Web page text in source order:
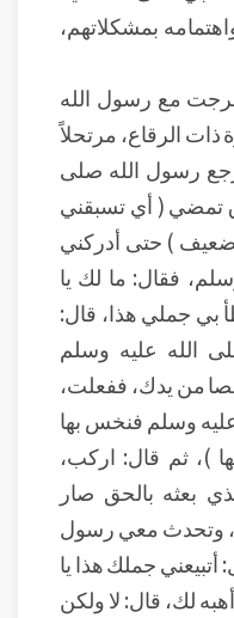
بمشكلاتهم،
مع رسول الله
الرقاع، مرتحلاً
رسول الله صلى
تمضي ( أي تسبقني
) حتى أدركني
فقال: ما لك يا
بي جملي هذا، قال:
الله عليه وسلم
من يدك، ففعلت،
وسلم فنخس بها
)، ثم قال: اركب،
بعثه بالحق صار
وتحدث معي رسول
جملك هذا يا
لك، قال: لا ولكن